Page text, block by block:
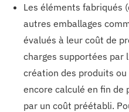
Les éléments fabriqués
autres emballages
évalués à leur coût de
charges supportées par
création des produits ou
encore calculé en fin de
par un coût préétabli.